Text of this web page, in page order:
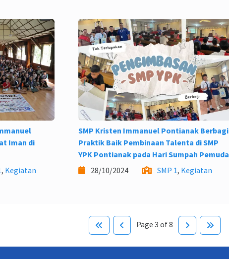
Iman di
, Kegiatan
SMP Kristen Immanuel Pontianak Berbagi
Praktik Baik Pembinaan Talenta di SMP
YPK Pontianak pada Hari Sumpah Pemuda
28/10/2024
SMP 1, Kegiatan
Page 3 of 8